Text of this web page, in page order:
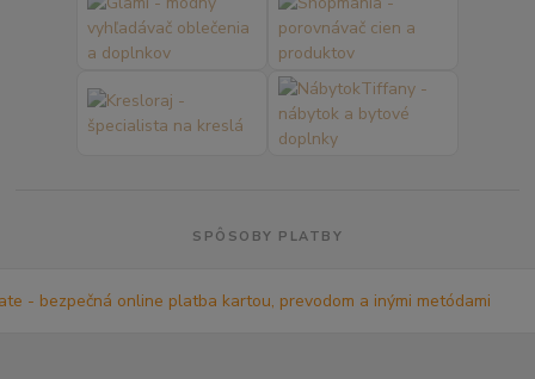
SPÔSOBY PLATBY